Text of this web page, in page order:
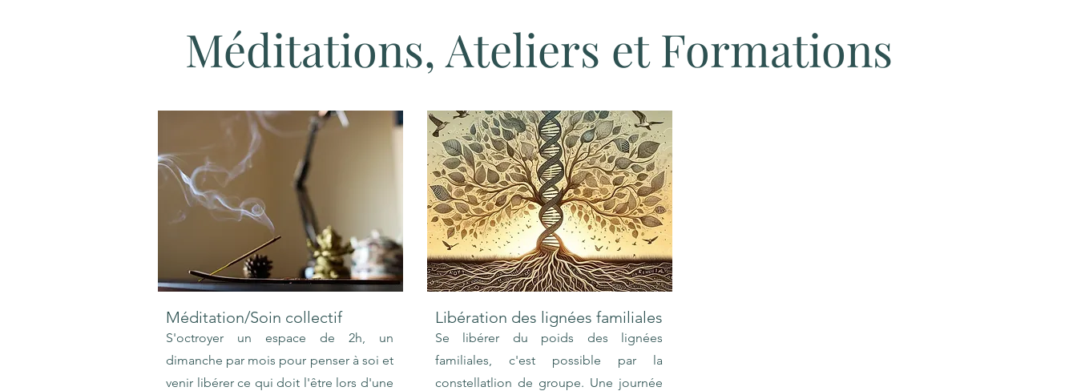
Méditations, Ateliers et Formations
Méditation/Soin collectif
S'octroyer un espace de 2h, un
dimanche par mois pour penser à soi et
venir libérer ce qui doit l'être lors d'une
Libération des lignées familiales
Se libérer du poids des lignées
familiales, c'est possible par la
constellatlion de groupe. Une journée